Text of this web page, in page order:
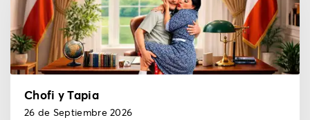
Chofi y Tapia
26 de Septiembre 2026